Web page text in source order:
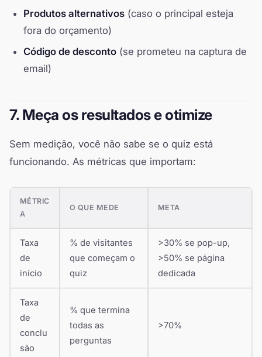
Produtos alternativos (caso o principal esteja
fora do orçamento)
Código de desconto (se prometeu na captura de
email)
7. Meça os resultados e otimize
Sem medição, você não sabe se o quiz está
funcionando. As métricas que importam:
MÉTRIC
A
O QUE MEDE META
Taxa
de
início
% de visitantes
que começam o
quiz
>30% se pop-up,
>50% se página
dedicada
Taxa
de
conclu
são
% que termina
todas as
perguntas
>70%